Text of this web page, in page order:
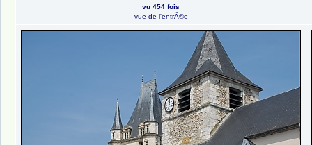
vu 454 fois
vue de l'entrÃ©e